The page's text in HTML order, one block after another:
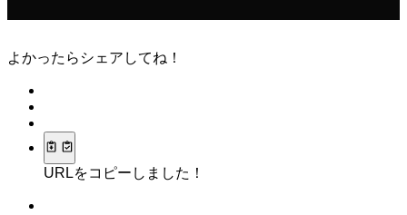
よかったらシェアしてね！
URLをコピーしました！